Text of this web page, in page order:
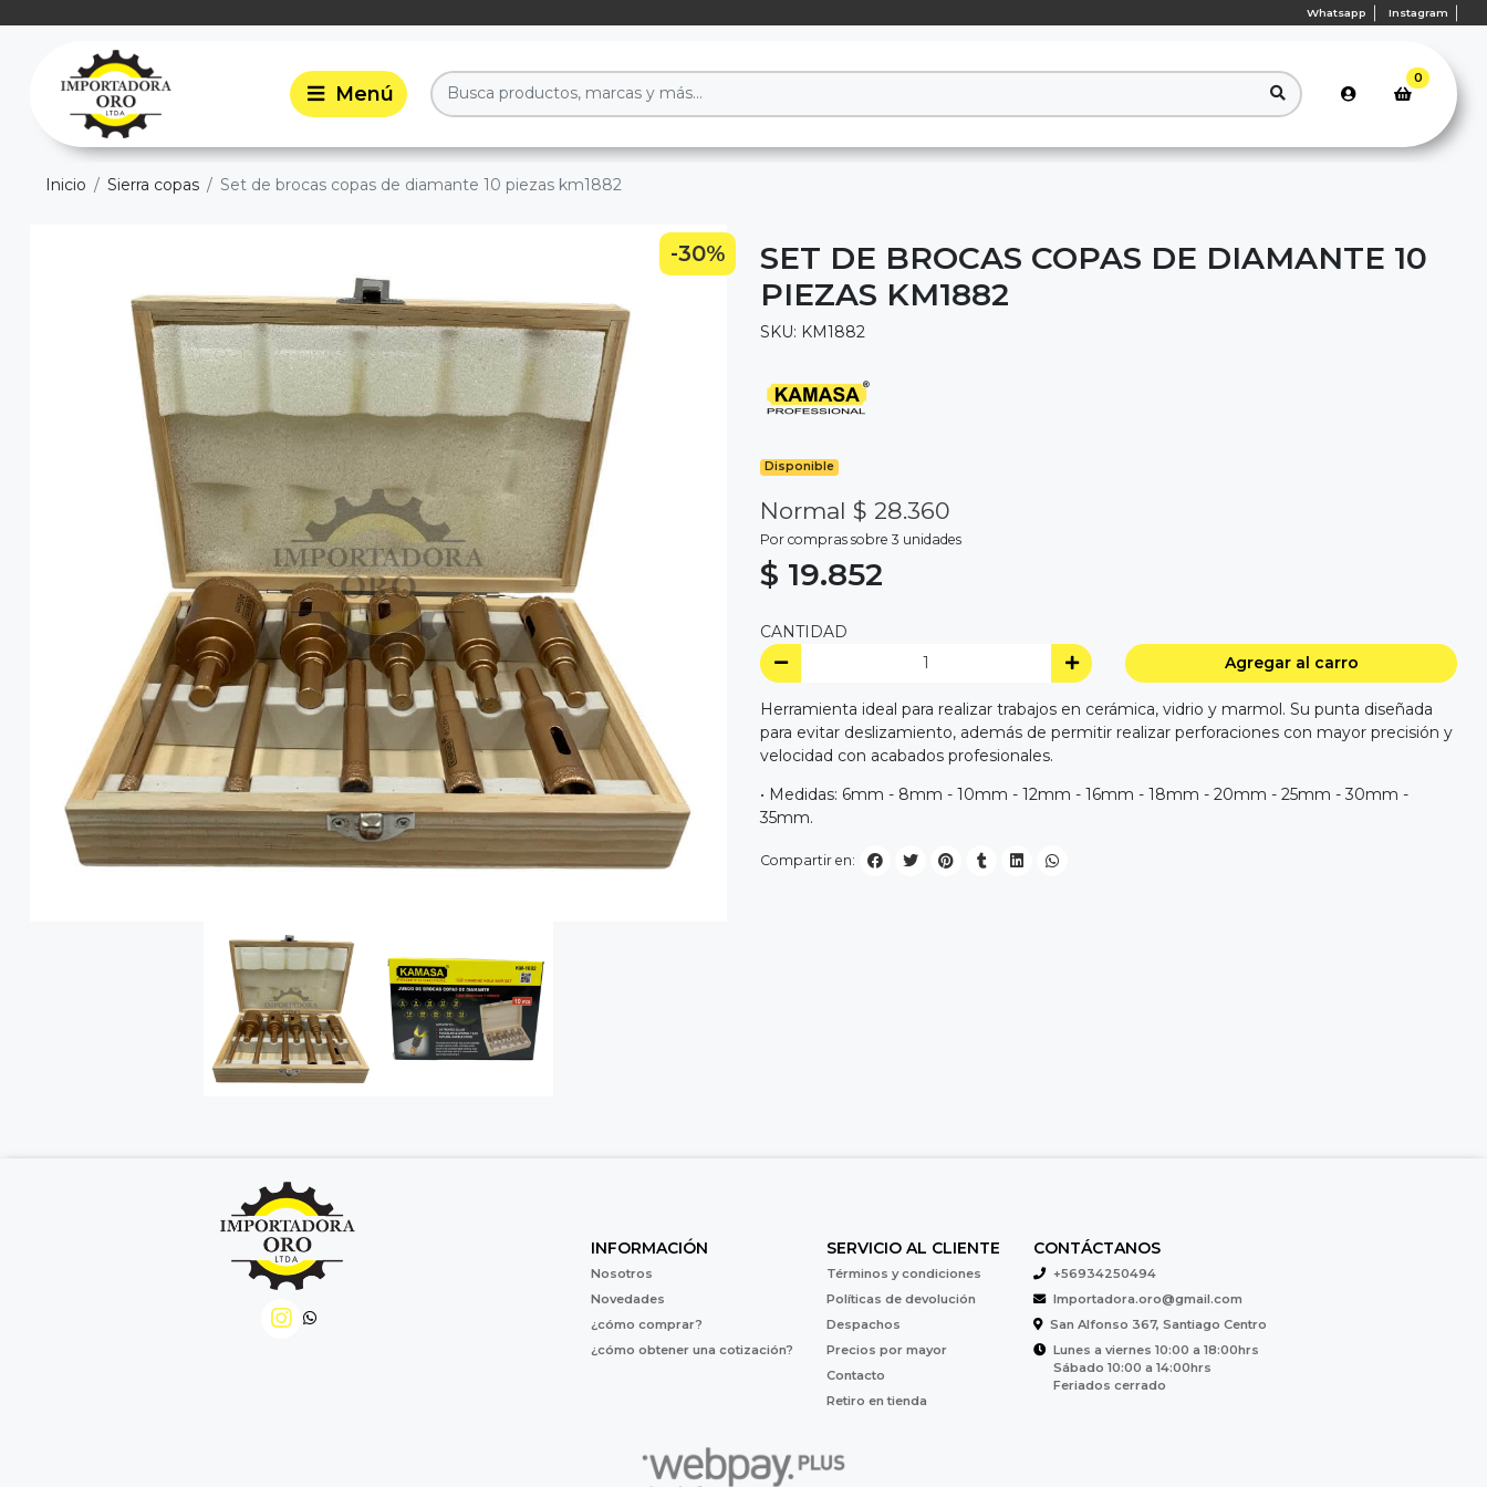
Whatsapp Instagram
0
Inicio Sierra copas Set de brocas copas de diamante 10 piezas km1882
-30%
SET DE BROCAS COPAS DE DIAMANTE 10
PIEZAS KM1882
SKU: KM1882
Disponible
Normal $ 28.360
Por compras sobre 3 unidades
$ 19.852
CANTIDAD
Agregar al carro
Herramienta ideal para realizar trabajos en cerámica, vidrio y marmol. Su punta diseñada
para evitar deslizamiento, además de permitir realizar perforaciones con mayor precisión y
velocidad con acabados profesionales.
• Medidas: 6mm - 8mm - 10mm - 12mm - 16mm - 18mm - 20mm - 25mm - 30mm -
35mm.
Compartir en:
INFORMACIÓN
Nosotros
Novedades
¿cómo comprar?
¿cómo obtener una cotización?
SERVICIO AL CLIENTE
Términos y condiciones
Políticas de devolución
Despachos
Precios por mayor
Contacto
Retiro en tienda
CONTÁCTANOS
+56934250494
Importadora.oro@gmail.com
San Alfonso 367, Santiago Centro
Lunes a viernes 10:00 a 18:00hrs
Sábado 10:00 a 14:00hrs
Feriados cerrado